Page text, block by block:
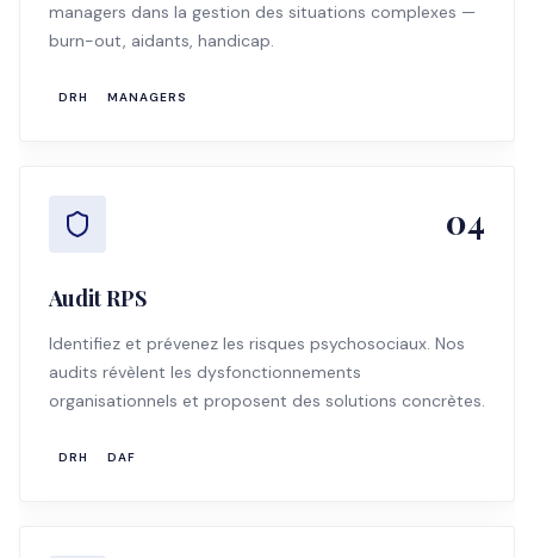
managers dans la gestion des situations complexes —
burn-out, aidants, handicap.
DRH MANAGERS
04
Audit RPS
Identifiez et prévenez les risques psychosociaux. Nos
audits révèlent les dysfonctionnements
organisationnels et proposent des solutions concrètes.
DRH DAF